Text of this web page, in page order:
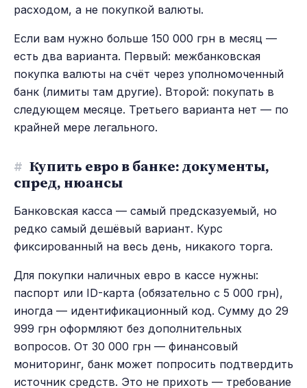
расходом, а не покупкой валюты.
Если вам нужно больше 150 000 грн в месяц —
есть два варианта. Первый: межбанковская
покупка валюты на счёт через уполномоченный
банк (лимиты там другие). Второй: покупать в
следующем месяце. Третьего варианта нет — по
крайней мере легального.
# Купить евро в банке: документы,
спред, нюансы
Банковская касса — самый предсказуемый, но
редко самый дешёвый вариант. Курс
фиксированный на весь день, никакого торга.
Для покупки наличных евро в кассе нужны:
паспорт или ID-карта (обязательно с 5 000 грн),
иногда — идентификационный код. Сумму до 29
999 грн оформляют без дополнительных
вопросов. От 30 000 грн — финансовый
мониторинг, банк может попросить подтвердить
источник средств. Это не прихоть — требование